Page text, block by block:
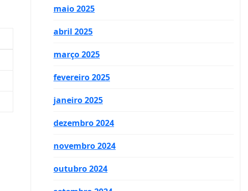
maio 2025
abril 2025
março 2025
fevereiro 2025
janeiro 2025
dezembro 2024
novembro 2024
outubro 2024